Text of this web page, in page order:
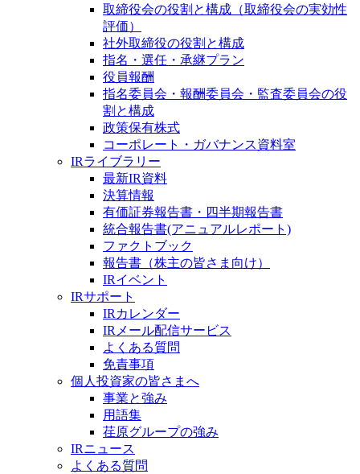
取締役会の役割と構成（取締役会の実効性
評価）
社外取締役の役割と構成
指名・選任・承継プラン
役員報酬
指名委員会・報酬委員会・監査委員会の役
割と構成
政策保有株式
コーポレート・ガバナンス資料室
IRライブラリー
最新IR資料
決算情報
有価証券報告書・四半期報告書
統合報告書(アニュアルレポート)
ファクトブック
報告書（株主の皆さま向け）
IRイベント
IRサポート
IRカレンダー
IRメール配信サービス
よくある質問
免責事項
個人投資家の皆さまへ
事業と強み
用語集
荏原グループの強み
IRニュース
よくある質問